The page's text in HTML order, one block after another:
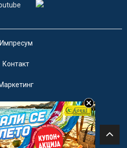
Импресум
Контакт
за користење
Сите права задржани.